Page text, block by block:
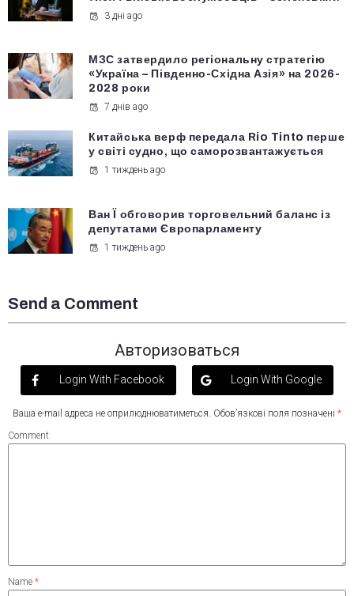
3 дні ago
МЗС затвердило регіональну стратегію
«Україна – Південно-Східна Азія» на 2026-
2028 роки
7 днів ago
Китайська верф передала Rio Tinto перше
у світі судно, що саморозвантажується
1 тиждень ago
Ван Ї обговорив торговельний баланс із
депутатами Європарламенту
1 тиждень ago
Send a Comment
Авторизоваться
Login With Facebook Login With Google
Ваша e-mail адреса не оприлюднюватиметься. Обов’язкові поля позначені *
Comment
Name *